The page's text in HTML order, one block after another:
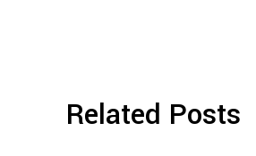
Related Posts